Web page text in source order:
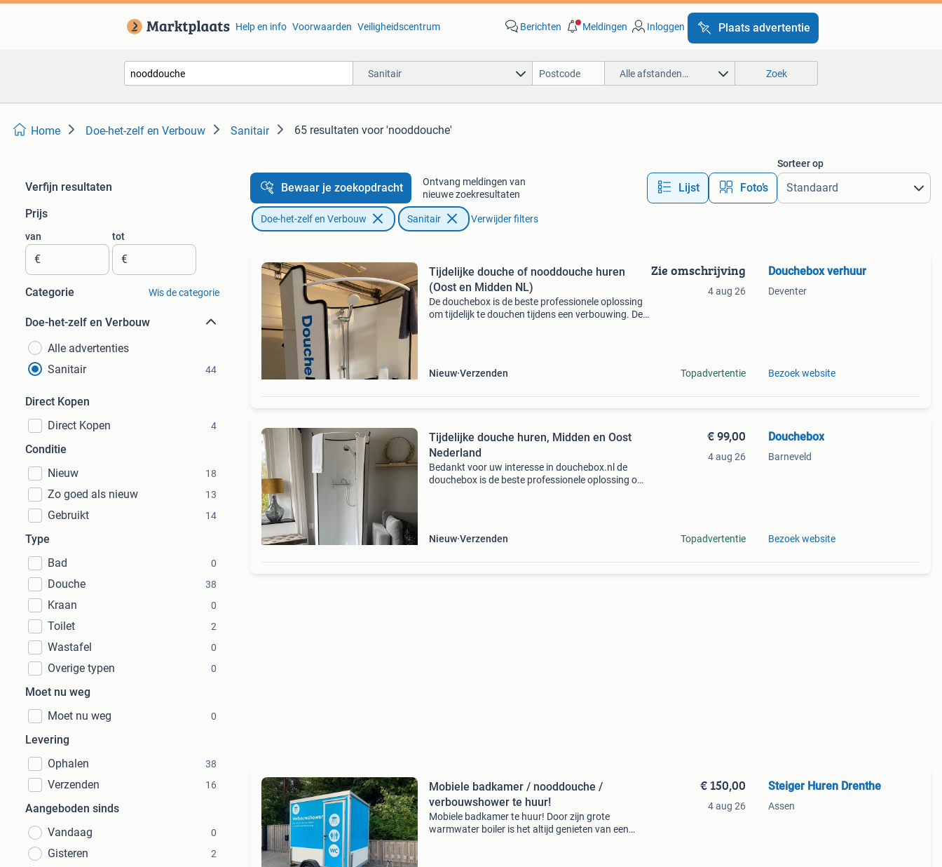
Help en info Voorwaarden Veiligheidscentrum Berichten Meldingen Inloggen Plaats advertentie
Sanitair Alle afstanden… Zoek
Home Doe-het-zelf en Verbouw Sanitair 65 resultaten voor 'nooddouche'
Verfijn resultaten
Prijs
van
€
tot
€
Categorie Wis de categorie
Doe-het-zelf en Verbouw
Alle advertenties
Sanitair
44
Direct Kopen
Direct Kopen
4
Conditie
Nieuw
18
Zo goed als nieuw 13
Gebruikt 14
Type
Bad
0
Douche 38
Kraan 0
Toilet 2
Wastafel 0
Overige typen 0
Moet nu weg
Moet nu weg
0
Levering
Ophalen
38
Verzenden 16
Aangeboden sinds
Vandaag
0
Gisteren 2
Bewaar je zoekopdracht
Ontvang meldingen van
nieuwe zoekresultaten
Lijst Foto’s
Sorteer op
Doe-het-zelf en Verbouw Sanitair Verwijder filters
Tijdelijke douche of nooddouche huren
(Oost en Midden NL)
De douchebox is de beste professionele oplossing
om tijdelijk te douchen tijdens een verbouwing. De
Nieuw Verzenden
Zie omschrijving
4 aug 26
Topadvertentie
Douchebox verhuur
Deventer
Bezoek website
Tijdelijke douche huren, Midden en Oost
Nederland
Bedankt voor uw interesse in douchebox.nl de
douchebox is de beste professionele oplossing om
Nieuw Verzenden
€ 99,00
4 aug 26
Topadvertentie
Douchebox
Barneveld
Bezoek website
Mobiele badkamer / nooddouche /
verbouwshower te huur!
Mobiele badkamer te huur! Door zijn grote
warmwater boiler is het altijd genieten van een
€ 150,00
4 aug 26
Steiger Huren Drenthe
Assen